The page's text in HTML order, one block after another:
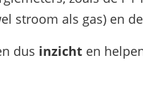
stroom als gas) en
dus inzichten